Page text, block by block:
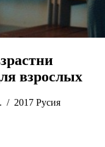
взрослых
/ 2017 Русия